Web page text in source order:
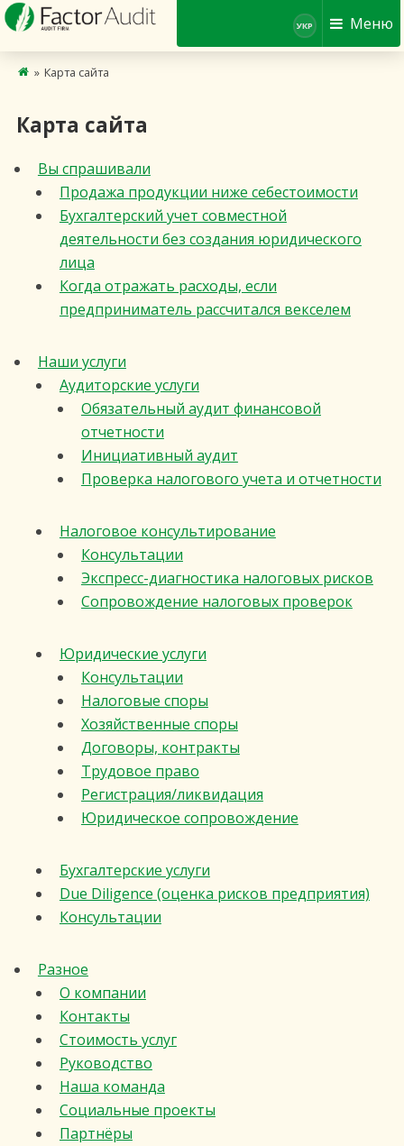
УКР Меню
» Карта сайта
Карта сайта
Вы спрашивали
Продажа продукции ниже себестоимости
Бухгалтерский учет совместной
деятельности без создания юридического
лица
Когда отражать расходы, если
предприниматель рассчитался векселем
Наши услуги
Аудиторские услуги
Обязательный аудит финансовой
отчетности
Инициативный аудит
Проверка налогового учета и отчетности
Налоговое консультирование
Консультации
Экспресс-диагностика налоговых рисков
Сопровождение налоговых проверок
Юридические услуги
Консультации
Налоговые споры
Хозяйственные споры
Договоры, контракты
Трудовое право
Регистрация/ликвидация
Юридическое сопровождение
Бухгалтерские услуги
Due Diligence (оценка рисков предприятия)
Консультации
Разное
О компании
Контакты
Стоимость услуг
Руководство
Наша команда
Социальные проекты
Партнёры